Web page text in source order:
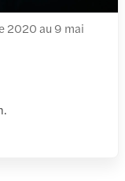
2020 au 9 mai